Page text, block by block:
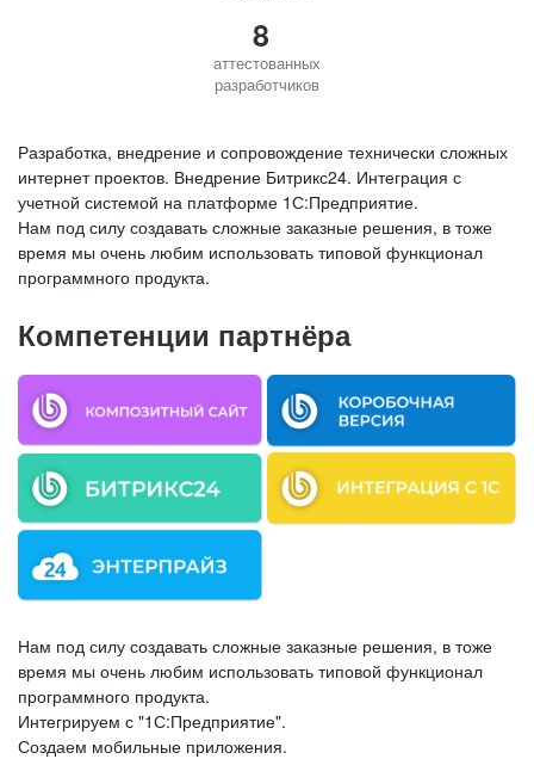
8
аттестованных
разработчиков
Разработка, внедрение и сопровождение технически сложных
интернет проектов. Внедрение Битрикс24. Интеграция с
учетной системой на платформе 1С:Предприятие.
Нам под силу создавать сложные заказные решения, в тоже
время мы очень любим использовать типовой функционал
программного продукта.
Компетенции партнёра
Нам под силу создавать сложные заказные решения, в тоже
время мы очень любим использовать типовой функционал
программного продукта.
Интегрируем с "1С:Предприятие".
Создаем мобильные приложения.